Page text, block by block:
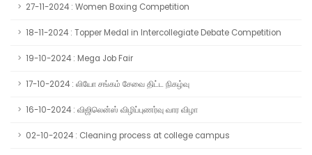
27-11-2024 : Women Boxing Competition
18-11-2024 : Topper Medal in Intercollegiate Debate Competition
19-10-2024 : Mega Job Fair
17-10-2024 : லியோ சங்கம் சேவை திட்ட நிகழ்வு
16-10-2024 : விஜிலென்ஸ் விழிப்புணர்வு வார விழா
02-10-2024 : Cleaning process at college campus